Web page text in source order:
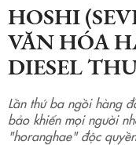
HOSHI
VĂN HÓA
DIESEL
Lần thứ ba ngồi hàng
bảo khiến mọi người
"horanghae" độc quyền